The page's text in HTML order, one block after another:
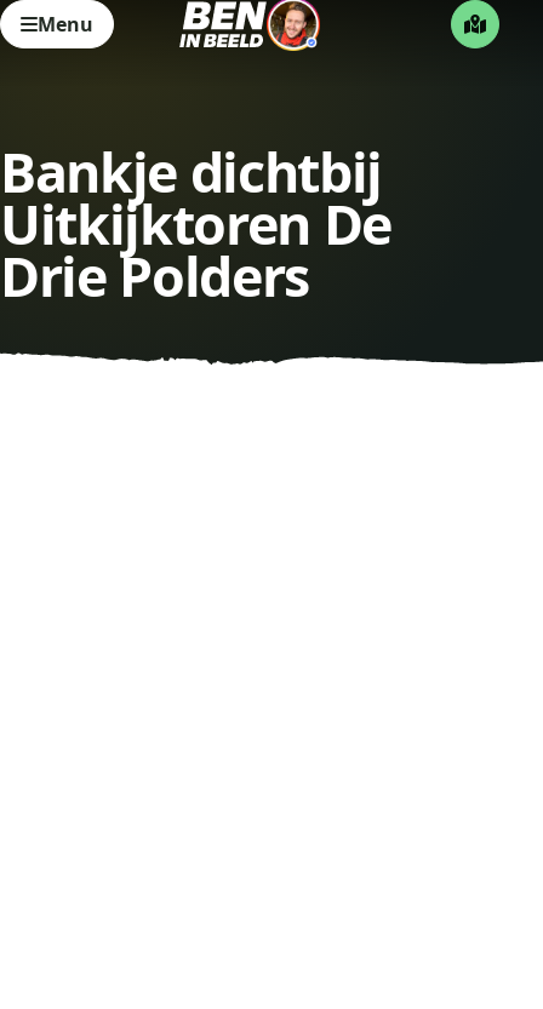
Menu
Bankje dichtbij
Uitkijktoren De
Drie Polders